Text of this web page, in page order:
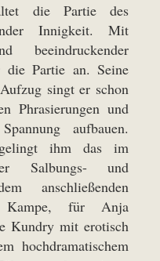
die Partie des
Innigkeit. Mit
beeindruckender
die Partie an. Seine
singt er schon
Phrasierungen und
aufbauen.
gelingt ihm das im
Salbungs- und
anschließenden
für Anja
Kundry mit erotisch
hochdramatischem